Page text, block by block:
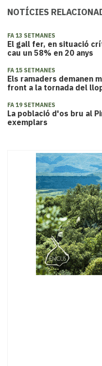
NOTÍCIES
FA 13 SETMANES
El gall fer, en situació
cau un 58% en 20 anys
FA 15 SETMANES
Els ramaders demanen
front a la tornada del
FA 19 SETMANES
La població d'os bru al
exemplars